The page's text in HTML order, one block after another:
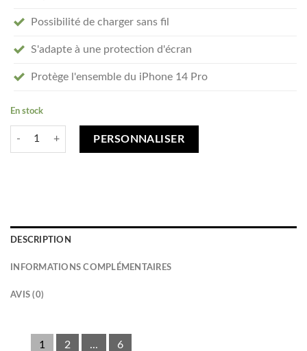
Possibilité de charger sans fil
S'adapte à une protection d'écran
Protège l'ensemble du iPhone 14 Pro
En stock
quantité de Créez votre iPhone 14 Pro Tough coque personnalisée -
PERSONNALISER
DESCRIPTION
INFORMATIONS COMPLÉMENTAIRES
AVIS (0)
1 2 ... 6